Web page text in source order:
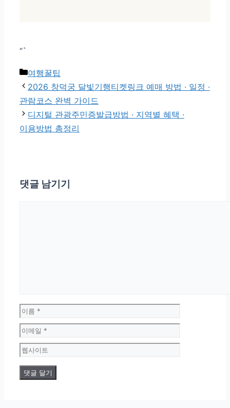
“`
카테고리
여행꿀팁
2026 창덕궁 달빛기행티켓링크 예매 방법 · 일정 ·
관람코스 완벽 가이드
디지털 관광주민증발급방법 · 지역별 혜택 ·
이용방법 총정리
댓글 남기기
이름
이메일
웹사이트